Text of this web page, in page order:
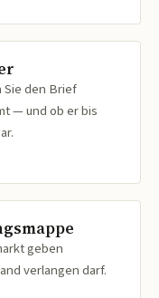
Sie den Brief
— und ob er bis
geben
verlangen darf.